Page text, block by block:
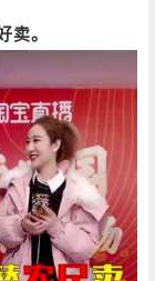
。